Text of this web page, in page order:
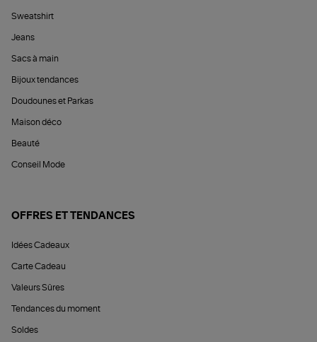
Sweatshirt
Jeans
Sacs à main
Bijoux tendances
Doudounes et Parkas
Maison déco
Beauté
Conseil Mode
OFFRES ET TENDANCES
Idées Cadeaux
Carte Cadeau
Valeurs Sûres
Tendances du moment
Soldes